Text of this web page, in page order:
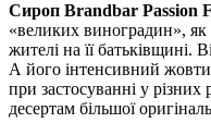
Сироп Brandbar Passion
«великих виноградин»,
жителі на її батьківщині.
А його інтенсивний
при застосуванні у різних
десертам більшої